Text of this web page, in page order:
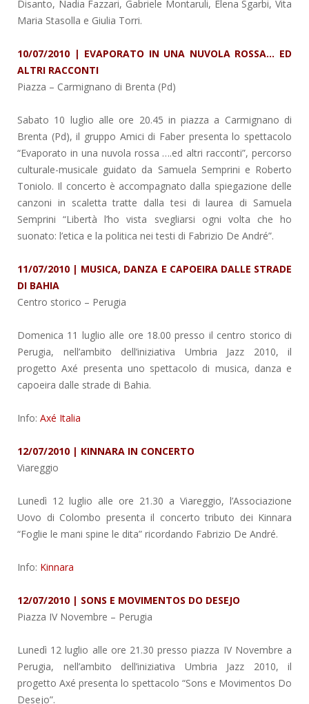
Disanto, Nadia Fazzari, Gabriele Montaruli, Elena Sgarbi, Vita
Maria Stasolla e Giulia Torri.
10/07/2010 | EVAPORATO IN UNA NUVOLA ROSSA… ED
ALTRI RACCONTI
Piazza – Carmignano di Brenta (Pd)
Sabato 10 luglio alle ore 20.45 in piazza a Carmignano di
Brenta (Pd), il gruppo Amici di Faber presenta lo spettacolo
“Evaporato in una nuvola rossa ….ed altri racconti”, percorso
culturale-musicale guidato da Samuela Semprini e Roberto
Toniolo. Il concerto è accompagnato dalla spiegazione delle
canzoni in scaletta tratte dalla tesi di laurea di Samuela
Semprini “Libertà l’ho vista svegliarsi ogni volta che ho
suonato: l’etica e la politica nei testi di Fabrizio De André”.
11/07/2010 | MUSICA, DANZA E CAPOEIRA DALLE STRADE
DI BAHIA
Centro storico – Perugia
Domenica 11 luglio alle ore 18.00 presso il centro storico di
Perugia, nell’ambito dell’iniziativa Umbria Jazz 2010, il
progetto Axé presenta uno spettacolo di musica, danza e
capoeira dalle strade di Bahia.
Info: Axé Italia
12/07/2010 | KINNARA IN CONCERTO
Viareggio
Lunedì 12 luglio alle ore 21.30 a Viareggio, l’Associazione
Uovo di Colombo presenta il concerto tributo dei Kinnara
“Foglie le mani spine le dita” ricordando Fabrizio De André.
Info: Kinnara
12/07/2010 | SONS E MOVIMENTOS DO DESEJO
Piazza IV Novembre – Perugia
Lunedì 12 luglio alle ore 21.30 presso piazza IV Novembre a
Perugia, nell’ambito dell’iniziativa Umbria Jazz 2010, il
progetto Axé presenta lo spettacolo “Sons e Movimentos Do
Desejo”.